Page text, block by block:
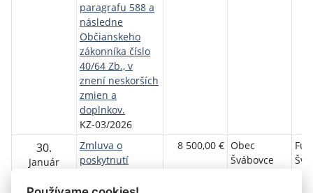
paragrafu 588 a
následne
Občianskeho
zákonníka číslo
40/64 Zb., v
znení neskorších
zmien a
doplnkov.
KZ-03/2026
30.
Január
Zmluva o
poskytnutí
2024/053-03
8 500,00 € Obec
Švábovce